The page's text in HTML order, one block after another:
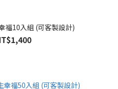
福10入組 (可客製設計)